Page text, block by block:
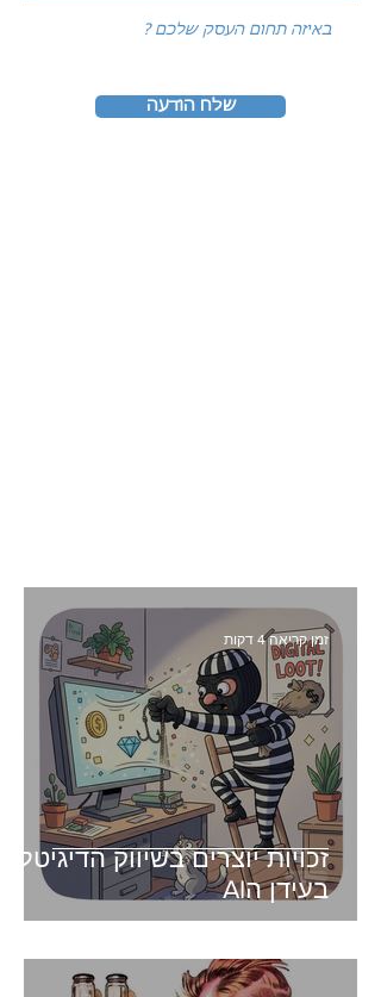
שלח הודעה
זכויות יוצרים בשיווק הדיגיטלי
בעידן הAI
זמן קריאה 4 דקות